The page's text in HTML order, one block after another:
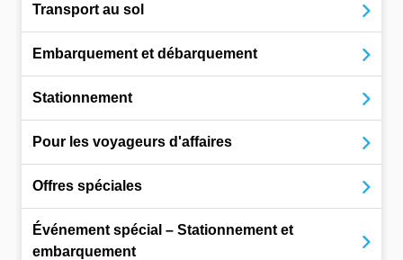
Transport au sol
Embarquement et débarquement
Stationnement
Pour les voyageurs d'affaires
Offres spéciales
Événement spécial – Stationnement et
embarquement